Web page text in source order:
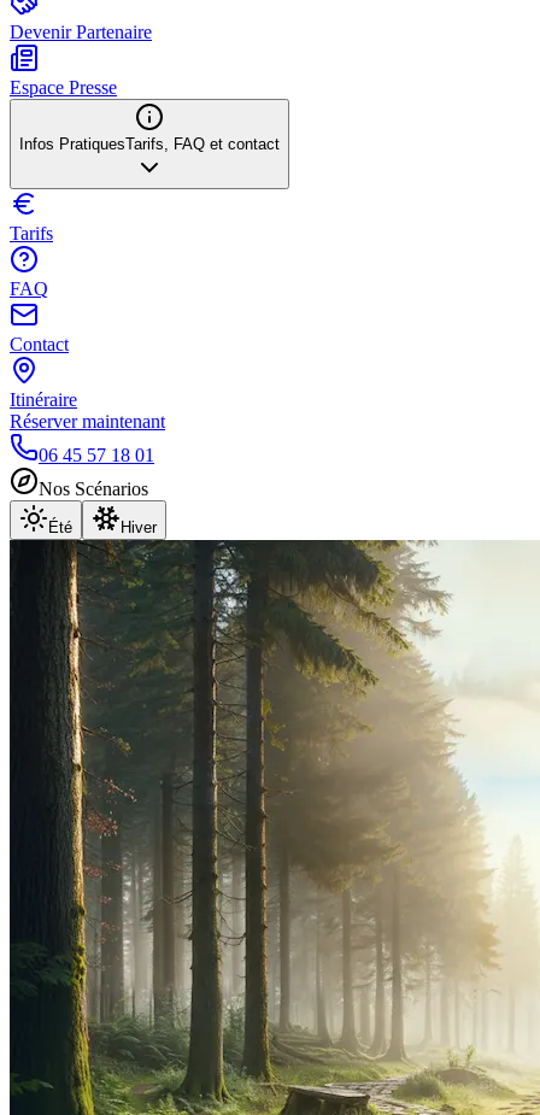
Devenir Partenaire
Espace Presse
Infos PratiquesTarifs, FAQ et contact
Tarifs
FAQ
Contact
Itinéraire
Réserver maintenant
06 45 57 18 01
Nos Scénarios
Été Hiver